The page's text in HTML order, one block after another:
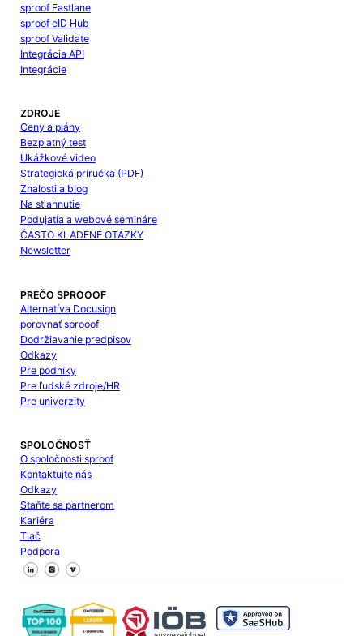
sproof Fastlane
sproof eID Hub
sproof Validate
Integrácia API
Integrácie
ZDROJE
Ceny a plány
Bezplatný test
Ukážkové video
Strategická príručka (PDF)
Znalosti a blog
Na stiahnutie
Podujatia a webové semináre
ČASTO KLADENÉ OTÁZKY
Newsletter
PREČO SPROOOF
Alternatíva Docusign
porovnať sprooof
Dodržiavanie predpisov
Odkazy
Pre podniky
Pre ľudské zdroje/HR
Pre univerzity
SPOLOČNOSŤ
O spoločnosti sproof
Kontaktujte nás
Odkazy
Staňte sa partnerom
Kariéra
Tlač
Podpora
Sledujte nás na Facebooku
Sledujte nás na X
Sledujte nás na LinkedIn